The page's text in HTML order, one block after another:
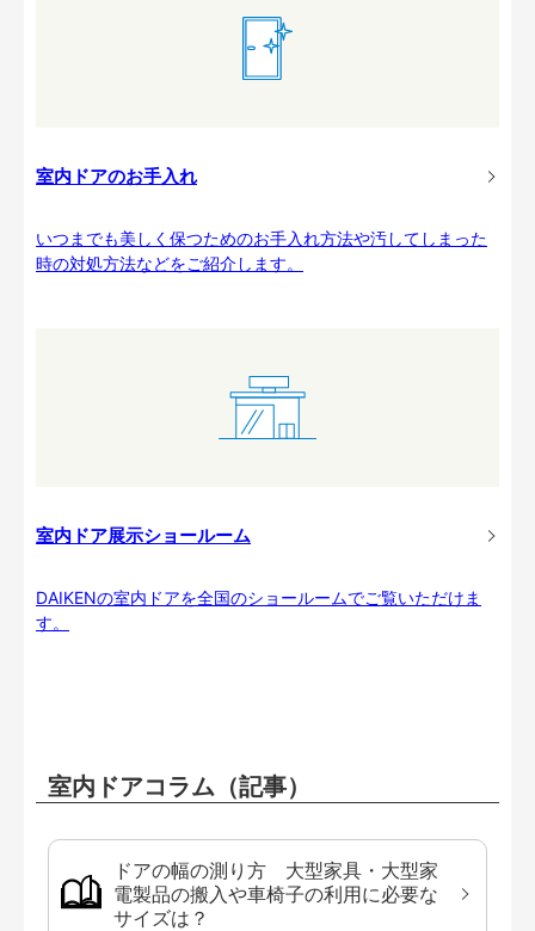
室内ドアのお手入れ
いつまでも美しく保つためのお手入れ方法や汚してしまった
時の対処方法などをご紹介します。
室内ドア展示ショールーム
DAIKENの室内ドアを全国のショールームでご覧いただけま
す。
室内ドアコラム（記事）
ドアの幅の測り方 大型家具・大型家
電製品の搬入や車椅子の利用に必要な
サイズは？